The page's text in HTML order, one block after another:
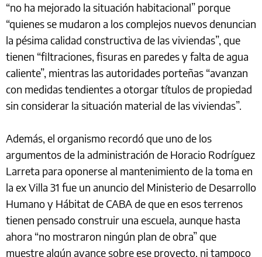
“no ha mejorado la situación habitacional” porque
“quienes se mudaron a los complejos nuevos denuncian
la pésima calidad constructiva de las viviendas”, que
tienen “filtraciones, fisuras en paredes y falta de agua
caliente”, mientras las autoridades porteñas “avanzan
con medidas tendientes a otorgar títulos de propiedad
sin considerar la situación material de las viviendas”.
Además, el organismo recordó que uno de los
argumentos de la administración de Horacio Rodríguez
Larreta para oponerse al mantenimiento de la toma en
la ex Villa 31 fue un anuncio del Ministerio de Desarrollo
Humano y Hábitat de CABA de que en esos terrenos
tienen pensado construir una escuela, aunque hasta
ahora “no mostraron ningún plan de obra” que
muestre algún avance sobre ese proyecto, ni tampoco